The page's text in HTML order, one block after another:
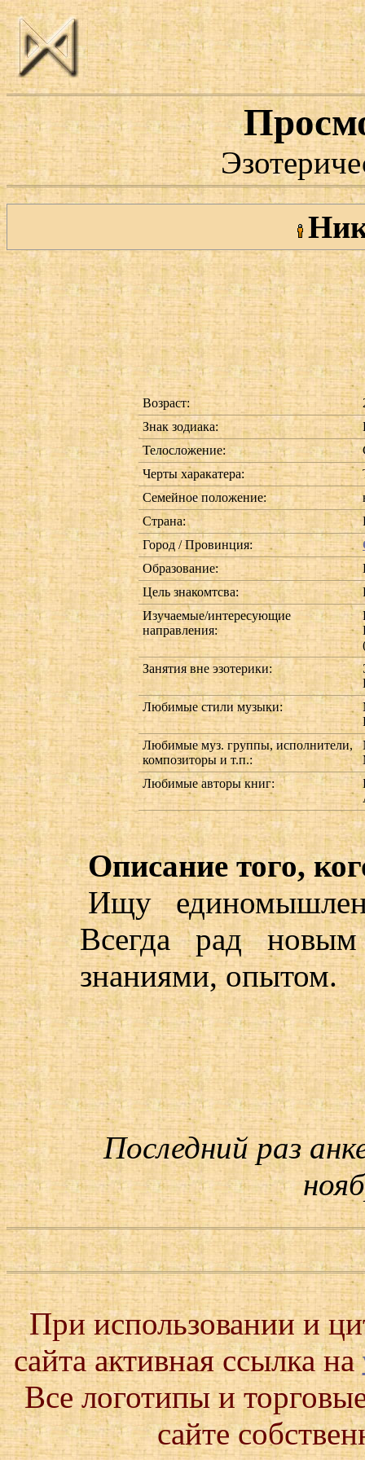
Возраст:
Знак зодиака:
Телосложение:
Черты харакатера:
Семейное положение:
Страна:
Город / Провинция:
Образование:
Цель знакомтсва:
Изучаемые/интересующие
направления:
Занятия вне эзотерики:
Любимые стили музыки:
Любимые муз. группы, исполнители,
композиторы и т.п.:
Любимые авторы книг:
Описание того,
Ищу
Всегда рад
знаниями, опытом.
Последний раз
При использовании и
сайта активная ссылка на
Все логотипы и
сайте